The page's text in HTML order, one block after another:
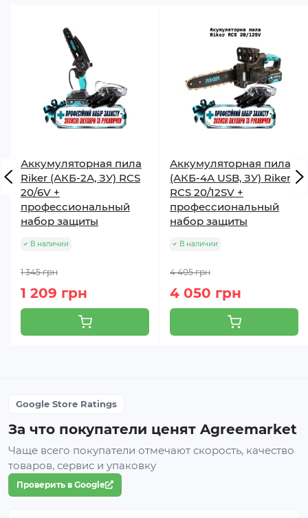
Аккумуляторная пила
Riker (АКБ-2А, ЗУ) RCS
20/6V +
профессиональный
набор защиты
В наличии
1 345 грн
1 209 грн
Аккумуляторная пила
(АКБ-4А USB, ЗУ) Riker
RCS 20/12SV +
профессиональный
набор защиты
В наличии
4 405 грн
4 050 грн
Google Store Ratings
За что покупатели ценят Agreemarket
Чаще всего покупатели отмечают скорость, качество
товаров, сервис и упаковку
Проверить в Google